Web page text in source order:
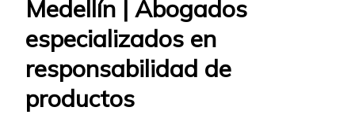
Medellín | Abogados
especializados en
responsabilidad de
productos